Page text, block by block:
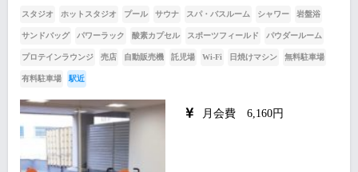
スタジオ ホットスタジオ プール サウナ スパ・バスルーム シャワー 岩盤浴
サンドバッグ パワーラック 酸素カプセル スポーツフィールド パウダールーム
プロテインラウンジ 売店 自動販売機 託児場 Wi-Fi 日焼けマシン 無料駐車場
有料駐車場 駅近
月会費 6,160円